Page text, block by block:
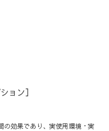
ョン］
効果であり、実使用環境・実